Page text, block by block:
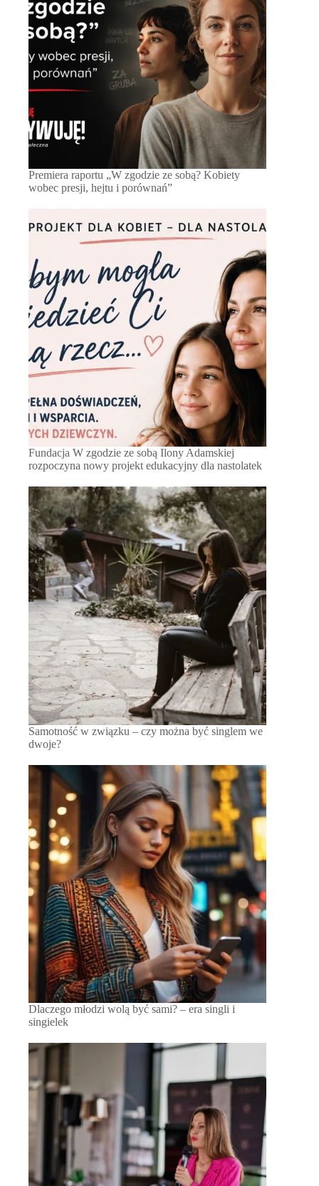
Premiera raportu „W zgodzie ze sobą? Kobiety
wobec presji, hejtu i porównań”
Fundacja W zgodzie ze sobą Ilony Adamskiej
rozpoczyna nowy projekt edukacyjny dla nastolatek
Samotność w związku – czy można być singlem we
dwoje?
Dlaczego młodzi wolą być sami? – era singli i
singielek